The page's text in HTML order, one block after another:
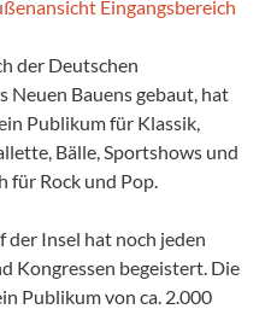
der Deutschen
Neuen Bauens gebaut, hat
Publikum für Klassik,
Bälle, Sportshows und
für Rock und Pop.
der Insel hat noch jeden
Kongressen begeistert. Die
Publikum von ca. 2.000